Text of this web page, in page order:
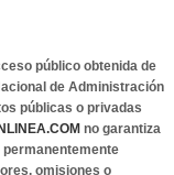
público obtenida de
de Administración
públicas o privadas
no garantiza
omisiones o